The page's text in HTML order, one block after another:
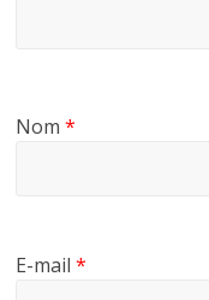
Nom*
E-mail*